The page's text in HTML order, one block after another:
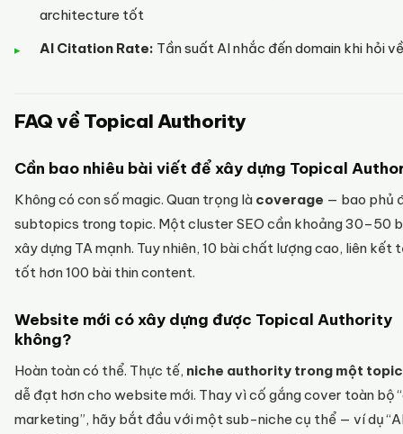
architecture tốt
AI Citation Rate: Tần suất AI nhắc đến domain khi hỏi
FAQ về Topical Authority
Cần bao nhiêu bài viết để xây dựng Topical
Không có con số magic. Quan trọng là coverage — bao phủ
subtopics trong topic. Một cluster SEO cần khoảng 30–50
xây dựng TA mạnh. Tuy nhiên, 10 bài chất lượng cao, liên kết
tốt hơn 100 bài thin content.
Website mới có xây dựng được Topical Authority
không?
Hoàn toàn có thể. Thực tế, niche authority trong một
dễ đạt hơn cho website mới. Thay vì cố gắng cover toàn bộ
marketing”, hãy bắt đầu với một sub-niche cụ thể — ví dụ